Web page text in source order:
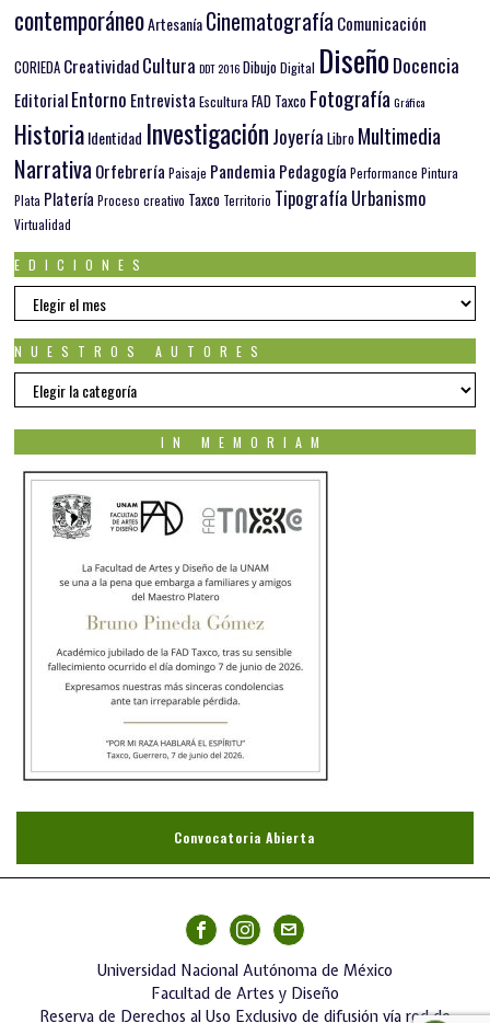
contemporáneoArtesaníaCinematografíaComunicación
CORIEDA CreatividadCultura DDT 2016 DibujoDigital DiseñoDocencia
EditorialEntorno Entrevista EsculturaFAD Taxco Fotografía Gráfica
HistoriaIdentidad Investigación Joyería Libro Multimedia
Narrativa Orfebrería Paisaje Pandemia Pedagogía Performance Pintura
Plata Platería Proceso creativo Taxco Territorio Tipografía Urbanismo
Virtualidad
EDICIONES
EDICIONES
NUESTROS AUTORES
Nuestros
autores
IN MEMORIAM
Convocatoria Abierta
Universidad Nacional Autónoma de México
Facultad de Artes y Diseño
Reserva de Derechos al Uso Exclusivo de difusión vía red de